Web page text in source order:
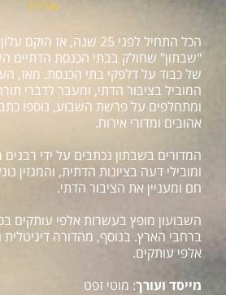
אודות
הכל התחיל לפני 25 שנה, אז
"שבתון" שחולק בבתי הכנסת הדתיים
של כבוד על דלפקי בתי הכנסת. מאז,
המוביל בציבור הדתי, ומעבר לדברי
ומתחלפים על פרשת השבוע, נוספו
אהובים ומדורי אירוח.
המדורים בשבתון נכתבים על ידי
ומובילי דעה בציונות הדתית, והמגזין
חם ומעניין את הציבור הדתי.
ברחבי הארץ. בנוסף, מהדורה
אלפי עותקים.
מייסד ועורך: מוטי זפט